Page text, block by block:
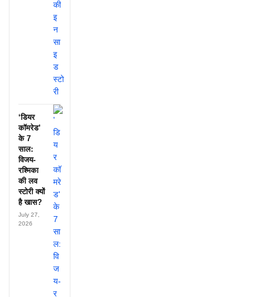
‘डियर
कॉमरेड’
के 7
साल:
विजय-
रश्मिका
की लव
स्टोरी क्यों
है खास?
July 27,
2026